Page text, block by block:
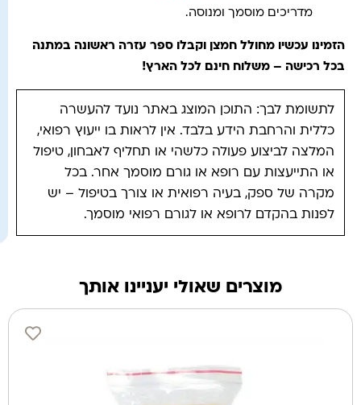
מדריכים מוסמך ומנוסה.
הזמינו עכשיו מחולל חמצן וקבלו ספר עזרה ראשונה במתנה
בכל רכישה – משלוח חינם לכל הארץ!
לתשומת לבך: התוכן המוצג באתר נועד להעשרה
כללית והרחבת הידע בלבד. אין לראות בו ייעוץ רפואי,
המלצה לביצוע פעולה כלשהי או תחליף לאבחון, טיפול
או התייעצות עם רופא או גורם מוסמך אחר. בכל
מקרה של ספק, בעיה רפואית או צורך בטיפול – יש
לפנות בהקדם לרופא או לגורם רפואי מוסמך.
מוצרים שאולי יעניינו אותך